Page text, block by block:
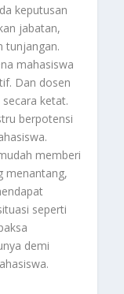
keputusan
jabatan,
tunjangan.
mahasiswa
Dan dosen
ketat.
berpotensi
memberi
menantang,
seperti
demi